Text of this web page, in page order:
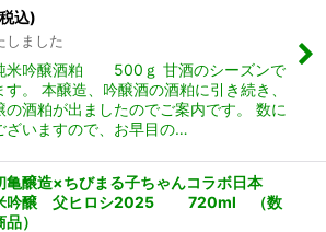
込)
しました
吟醸酒粕 500ｇ 甘酒のシーズンで
す。 本醸造、吟醸酒の酒粕に引き続き、
の酒粕が出ましたのでご案内です。 数に
ざいますので、お早目の…
醸造×ちびまる子ちゃんコラボ日本
吟醸 父ヒロシ2025 720ml （数
）